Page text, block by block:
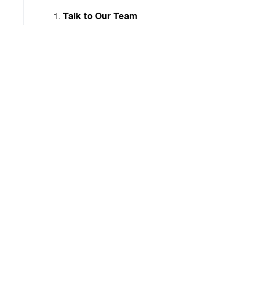
Talk to Our Team